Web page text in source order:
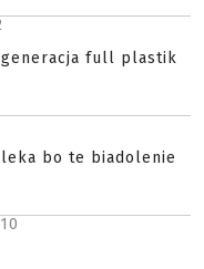
generacja full plastik
bo te biadolenie